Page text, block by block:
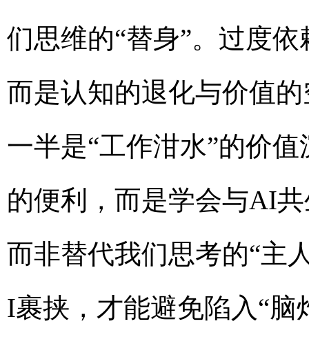
们思维的“替身”。过度
而是认知的退化与价值
一半是“工作泔水”的价
的便利，而是学会与AI
而非替代我们思考的“主
I裹挟，才能避免陷入“脑